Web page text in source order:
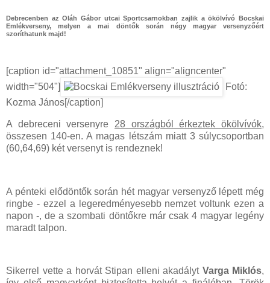
Debrecenben az Oláh Gábor utcai Sportcsarnokban zajlik a ökölvívó Bocskai
Emlékverseny, melyen a mai döntők során négy magyar versenyzőért
szoríthatunk majd!
[caption id="attachment_10851" align="aligncenter"
width="504"]
Fotó:
Kozma János[/caption]
A debreceni versenyre 28 országból érkeztek ökölvívók,
összesen 140-en. A magas létszám miatt 3 súlycsoportban
(60,64,69) két versenyt is rendeznek!
A pénteki elődöntők során hét magyar versenyző lépett még
ringbe - ezzel a legeredményesebb nemzet voltunk ezen a
napon -, de a szombati döntőkre már csak 4 magyar legény
maradt talpon.
Sikerrel vette a horvát Stipan elleni akadályt Varga Miklós,